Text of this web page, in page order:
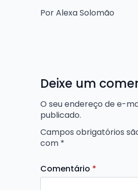
Por Alexa Solomão
Deixe um
O seu endereço de e-
publicado.
Campos obrigatórios
com *
Comentário *